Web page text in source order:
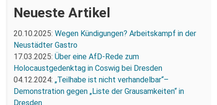
Neueste Artikel
20.10.2025: Wegen Kündigungen? Arbeitskampf in der
Neustädter Gastro
17.03.2025: Über eine AfD-Rede zum
Holocaustgedenktag in Coswig bei Dresden
04.12.2024: „Teilhabe ist nicht verhandelbar“–
Demonstration gegen „Liste der Grausamkeiten“ in
Dresden